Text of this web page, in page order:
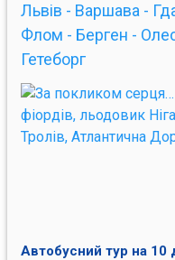
Львів - Варшава -
Флом - Берген -
Гетеборг
Автобусний тур на 10